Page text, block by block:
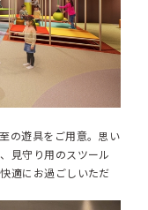
の遊具をご用意。思い
見守り用のスツール
適にお過ごしいただ